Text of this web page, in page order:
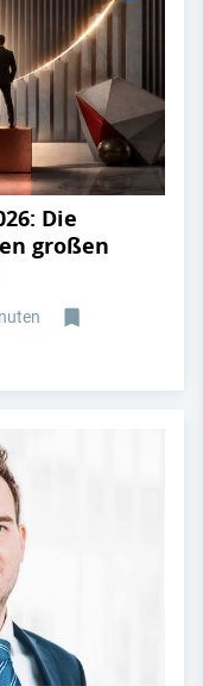
Die
großen